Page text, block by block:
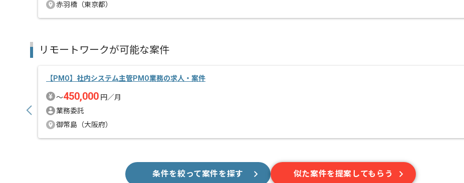
赤羽橋（東京都）
リモートワークが可能な案件
【PMO】社内システム主管PMO業務の求人・案件
〜450,000 円／月
業務委託
御幣島（大阪府）
条件を絞って案件を探す 似た案件を提案してもらう